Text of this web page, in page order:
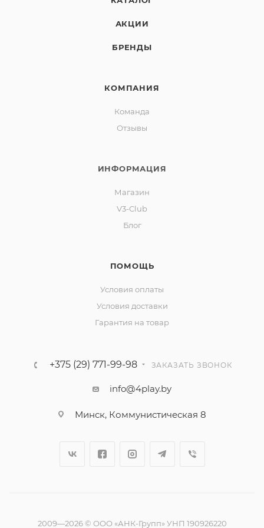
АКЦИИ
БРЕНДЫ
КОМПАНИЯ
Команда
Отзывы
ИНФОРМАЦИЯ
Магазин
V3-Club
Блог
ПОМОЩЬ
Условия оплаты
Условия доставки
Гарантия на товар
+375 (29) 771-99-98 ЗАКАЗАТЬ ЗВОНОК
info@4play.by
Минск, Коммунистическая 8
2009—2026 © ООО «АНК-Групп» УНП 190926220